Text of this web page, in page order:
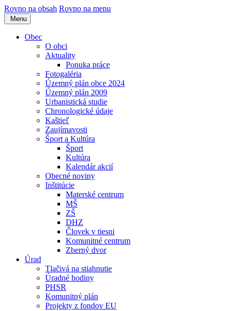
Rovno na obsah Rovno na menu
Menu
Obec
O obci
Aktuality
Ponuka práce
Fotogaléria
Územný plán obce 2024
Územný plán 2009
Urbanistická studie
Chronologické údaje
Kaštieľ
Zaujímavosti
Šport a Kultúra
Šport
Kultúra
Kalendár akcií
Obecné noviny
Inštitúcie
Materské centrum
MŠ
ZŠ
DHZ
Človek v tiesni
Komunitné centrum
Zberný dvor
Úrad
Tlačivá na stiahnutie
Úradné hodiny
PHSR
Komunitný plán
Projekty z fondov EU